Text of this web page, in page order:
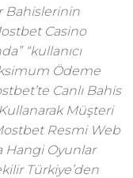
Bahislerinin
Casino
“kullanıcı
Ödeme
Canlı Bahis
Müşteri
Resmi Web
Hangi Oyunlar
Türkiye’den